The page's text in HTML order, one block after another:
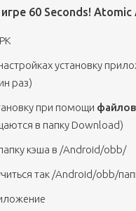
60 Seconds!
установку
раз)
при помощи
в папку Download)
кэша в /Android/obb/
так /Android/obb/